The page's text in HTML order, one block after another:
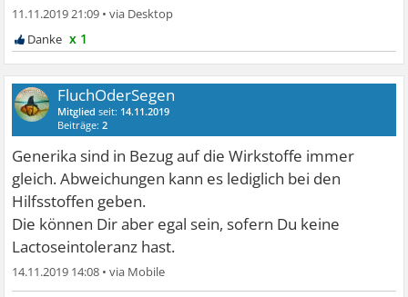
11.11.2019 21:09 •
x 1
FluchOderSegen
Mitglied seit: 14.11.2019
Beiträge:2
Generika sind in Bezug auf die Wirkstoffe immer
gleich. Abweichungen kann es lediglich bei den
Hilfsstoffen geben.
Die können Dir aber egal sein, sofern Du keine
Lactoseintoleranz hast.
14.11.2019 14:08 •